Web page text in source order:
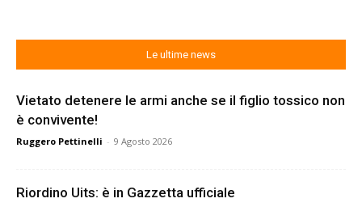
Le ultime news
Vietato detenere le armi anche se il figlio tossico non
è convivente!
Ruggero Pettinelli - 9 Agosto 2026
Riordino Uits: è in Gazzetta ufficiale